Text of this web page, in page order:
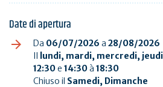
Date di apertura
Da 06/07/2026 a 28/08/2026
Il lundi, mardi, mercredi,
12:30e 14:30à 18:30
Chiuso il Samedi, Dimanche